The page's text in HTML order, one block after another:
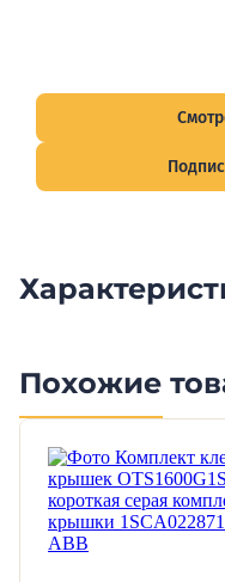
Похожие